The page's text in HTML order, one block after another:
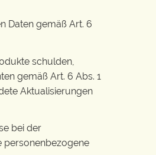
Daten gemäß Art. 6
schulden,
gemäß Art. 6 Abs. 1
Aktualisierungen
bei der
personenbezogene